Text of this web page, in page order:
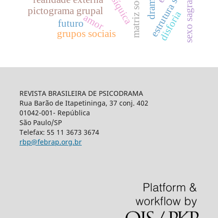
pictograma grupal
amor
grupos sociais sexo sagrado
disforia
futuro
REVISTA BRASILEIRA DE PSICODRAMA
Rua Barão de Itapetininga, 37 conj. 402
01042-001- República
São Paulo/SP
Telefax: 55 11 3673 3674
rbp@febrap.org.br